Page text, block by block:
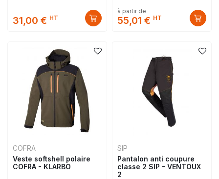
31,00 € HT
à partir de
55,01 € HT
COFRA
Veste softshell polaire
COFRA - KLARBO
SIP
Pantalon anti coupure
classe 2 SIP - VENTOUX
2